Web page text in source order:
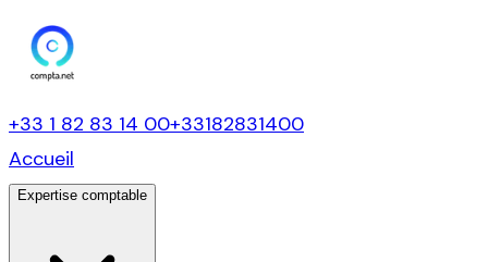
+33 1 82 83 14 00+33182831400
Accueil
Expertise comptable